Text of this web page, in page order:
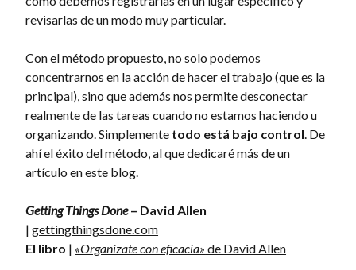
revisarlas de un modo muy particular.
Con el método propuesto, no solo podemos
concentrarnos en la acción de hacer el trabajo (que es la
principal), sino que además nos permite desconectar
realmente de las tareas cuando no estamos haciendo u
organizando. Simplemente todo está bajo control. De
ahí el éxito del método, al que dedicaré más de un
artículo en este blog.
Getting Things Done– David Allen
|gettingthingsdone.com
El libro | «Organízate con eficacia» de David Allen